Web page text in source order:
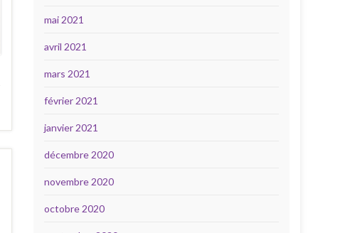
mai 2021
avril 2021
mars 2021
février 2021
janvier 2021
décembre 2020
novembre 2020
octobre 2020